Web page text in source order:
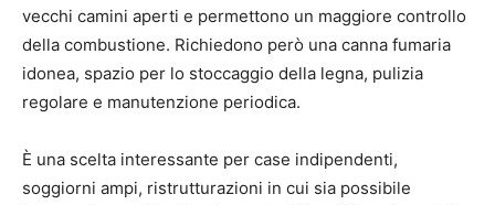
vecchi camini aperti e permettono un maggiore controllo
della combustione. Richiedono però una canna fumaria
idonea, spazio per lo stoccaggio della legna, pulizia
regolare e manutenzione periodica.
È una scelta interessante per case indipendenti,
soggiorni ampi, ristrutturazioni in cui sia possibile